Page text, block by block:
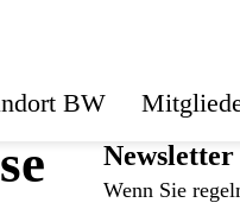
BW
Newsletter
Wenn Sie